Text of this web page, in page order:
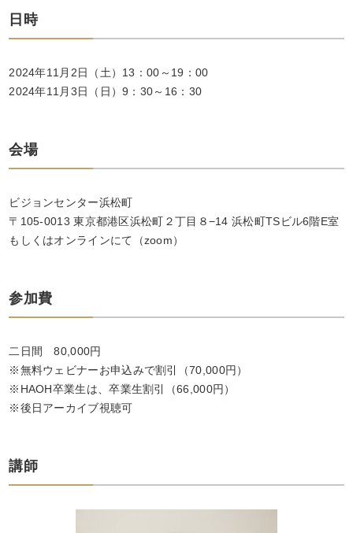
日時
2024年11月2日（土）13：00～19：00
2024年11月3日（日）9：30～16：30
会場
ビジョンセンター浜松町
〒105-0013 東京都港区浜松町２丁目８−14 浜松町TSビル6階E室
もしくはオンラインにて（zoom）
参加費
二日間80,000円
※無料ウェビナーお申込みで割引（70,000円）
※HAOH卒業生は、卒業生割引（66,000円）
※後日アーカイブ視聴可
講師